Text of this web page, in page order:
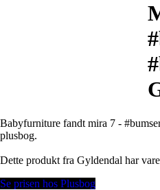
Babyfurniture fandt mira 7 -
plusbog.
Dette produkt fra Gyldendal har
Se prisen hos Plusbog